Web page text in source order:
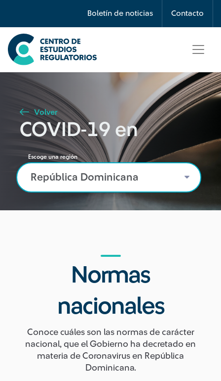
Boletín de noticias Contacto
Búsqueda
Seleccione país
Tipo de artículo
Buscar
Volver
COVID-19 en
Escoge una región
Normas
nacionales
Conoce cuáles son las normas de carácter
nacional, que el Gobierno ha decretado en
materia de Coronavirus en República
Dominicana.